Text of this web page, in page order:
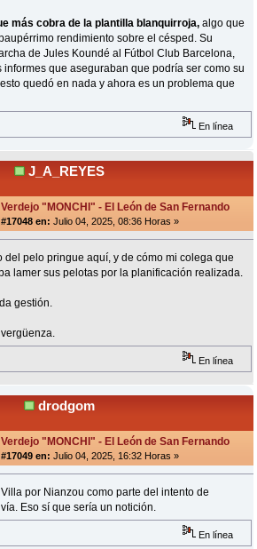
más cobra de la plantilla blanquirroja,algo que
rendimiento sobre el césped. Su
de Jules Koundé al Fútbol Club Barcelona,
que aseguraban que podría ser como su
quedó en nada y ahora es un problema que
En línea
J_A_REYES
"MONCHI" - El León de San Fernando
en: Julio 04, 2025, 08:36 Horas »
del pelo pringue aquí, y de cómo mi colega que
lamer sus pelotas por la planificación realizada.
gestión.
En línea
drodgom
"MONCHI" - El León de San Fernando
en: Julio 04, 2025, 16:32 Horas »
por Nianzou como parte del intento de
Eso sí que sería un notición.
En línea